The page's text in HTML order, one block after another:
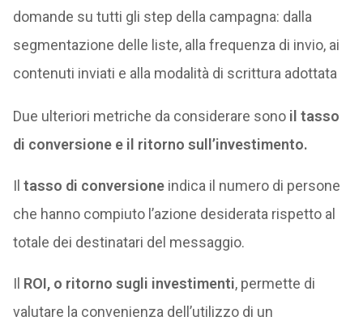
domande su tutti gli step della campagna: dalla
segmentazione delle liste, alla frequenza di invio, ai
contenuti inviati e alla modalità di scrittura adottata
Due ulteriori metriche da considerare sono il tasso
di conversione e il ritorno sull’investimento.
Il tasso di conversioneindica il numero di persone
che hanno compiuto l’azione desiderata rispetto al
totale dei destinatari del messaggio.
Il ROI, o ritorno sugli investimenti, permette di
valutare la convenienza dell’utilizzo di un